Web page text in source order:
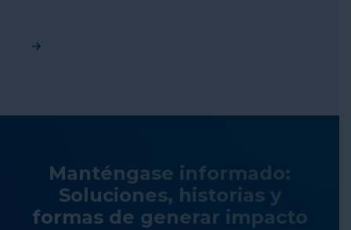
Manténgase informado:
Soluciones, historias y
formas de generar impacto